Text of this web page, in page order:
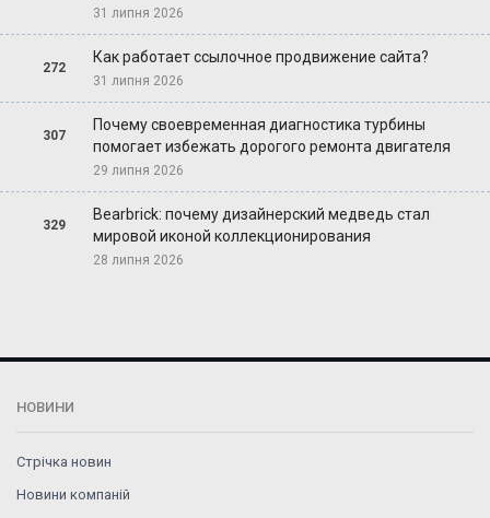
31 липня 2026
272
Как работает ссылочное продвижение сайта?
31 липня 2026
307
Почему своевременная диагностика турбины
помогает избежать дорогого ремонта двигателя
29 липня 2026
329
Bearbrick: почему дизайнерский медведь стал
мировой иконой коллекционирования
28 липня 2026
НОВИНИ
Стрічка новин
Новини компаній